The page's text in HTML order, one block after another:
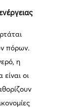
πόρων.
η
οι